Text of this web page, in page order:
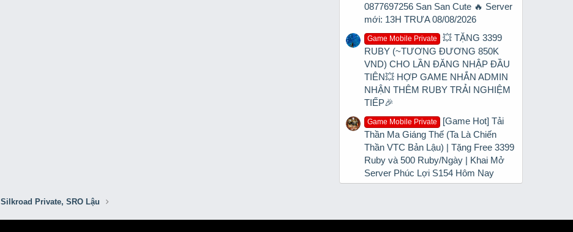
0877697256 San San Cute 🔥 Server
mới: 13H TRƯA 08/08/2026
Game Mobile Private
💥 TẶNG 3399
RUBY (~TƯƠNG ĐƯƠNG 850K
VND) CHO LẦN ĐĂNG NHẬP ĐẦU
TIÊN💥 HỢP GAME NHẮN ADMIN
NHẬN THÊM RUBY TRẢI NGHIỆM
TIẾP🎉
Game Mobile Private
[Game Hot] Tải
Thần Ma Giáng Thế (Ta Là Chiến
Thần VTC Bản Lậu) | Tặng Free 3399
Ruby và 500 Ruby/Ngày | Khai Mở
Server Phúc Lợi S154 Hôm Nay
Silkroad Private, SRO Lậu